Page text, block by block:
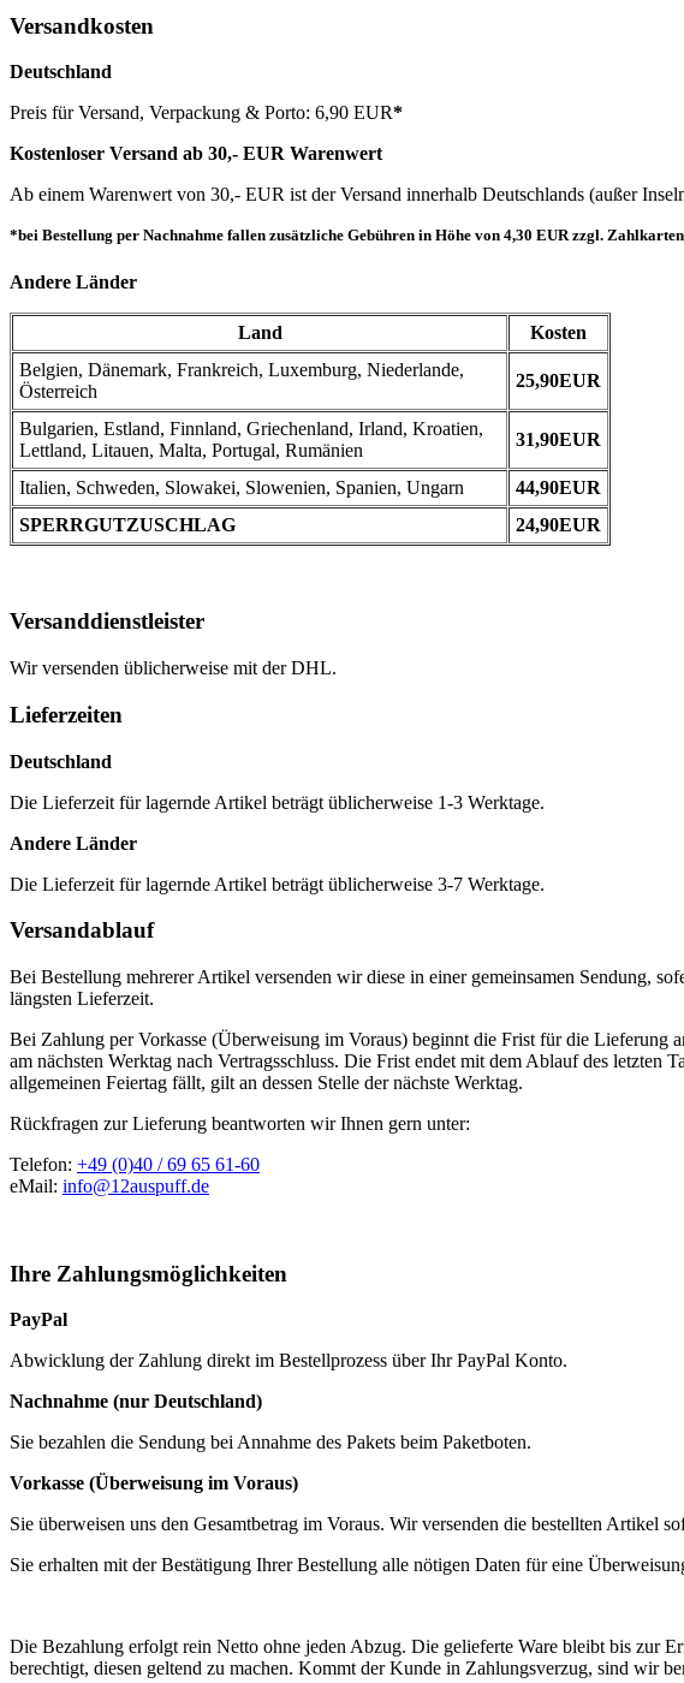
Versandkosten
Deutschland
Preis für Versand, Verpackung & Porto: 6,90 EUR*
Kostenloser Versand ab 30,- EUR Warenwert
Ab einem Warenwert von 30,- EUR ist der Versand innerhalb Deutschlands (außer
*bei Bestellung per Nachnahme fallen zusätzliche Gebühren in Höhe von 4,30 EUR zzgl.
Andere Länder
Land
Kosten
Belgien, Dänemark, Frankreich, Luxemburg, Niederlande,
Österreich
25,90EUR
Bulgarien, Estland, Finnland, Griechenland, Irland, Kroatien,
Lettland, Litauen, Malta, Portugal, Rumänien
31,90EUR
Italien, Schweden, Slowakei, Slowenien, Spanien, Ungarn
44,90EUR
SPERRGUTZUSCHLAG
24,90EUR
Versanddienstleister
Wir versenden üblicherweise mit der DHL.
Lieferzeiten
Deutschland
Die Lieferzeit für lagernde Artikel beträgt üblicherweise 1-3 Werktage.
Andere Länder
Die Lieferzeit für lagernde Artikel beträgt üblicherweise 3-7 Werktage.
Versandablauf
Bei Bestellung mehrerer Artikel versenden wir diese in einer gemeinsamen Sendung,
längsten Lieferzeit.
Bei Zahlung per Vorkasse (Überweisung im Voraus) beginnt die Frist für die Lieferung
am nächsten Werktag nach Vertragsschluss. Die Frist endet mit dem Ablauf des letzten
allgemeinen Feiertag fällt, gilt an dessen Stelle der nächste Werktag.
Rückfragen zur Lieferung beantworten wir Ihnen gern unter:
Telefon: +49 (0)40 / 69 65 61-60
eMail: info@12auspuff.de
Ihre Zahlungsmöglichkeiten
PayPal
Abwicklung der Zahlung direkt im Bestellprozess über Ihr PayPal Konto.
Nachnahme (nur Deutschland)
Sie bezahlen die Sendung bei Annahme des Pakets beim Paketboten.
Vorkasse (Überweisung im Voraus)
Sie überweisen uns den Gesamtbetrag im Voraus. Wir versenden die bestellten Artikel
Sie erhalten mit der Bestätigung Ihrer Bestellung alle nötigen Daten für eine
Die Bezahlung erfolgt rein Netto ohne jeden Abzug. Die gelieferte Ware bleibt bis zur
berechtigt, diesen geltend zu machen. Kommt der Kunde in Zahlungsverzug, sind wir